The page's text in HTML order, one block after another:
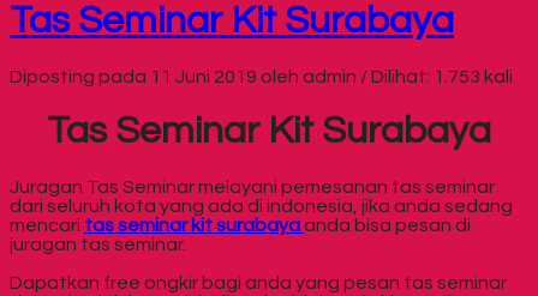
Tas Seminar Kit Surabaya
Diposting pada 11 Juni 2019 oleh admin / Dilihat: 1.753 kali
Tas Seminar Kit Surabaya
Juragan Tas Seminar melayani pemesanan tas seminar
dari seluruh kota yang ada di indonesia, jika anda sedang
mencari tas seminar kit surabayaanda bisa pesan di
juragan tas seminar.
Dapatkan free ongkir bagi anda yang pesan tas seminar